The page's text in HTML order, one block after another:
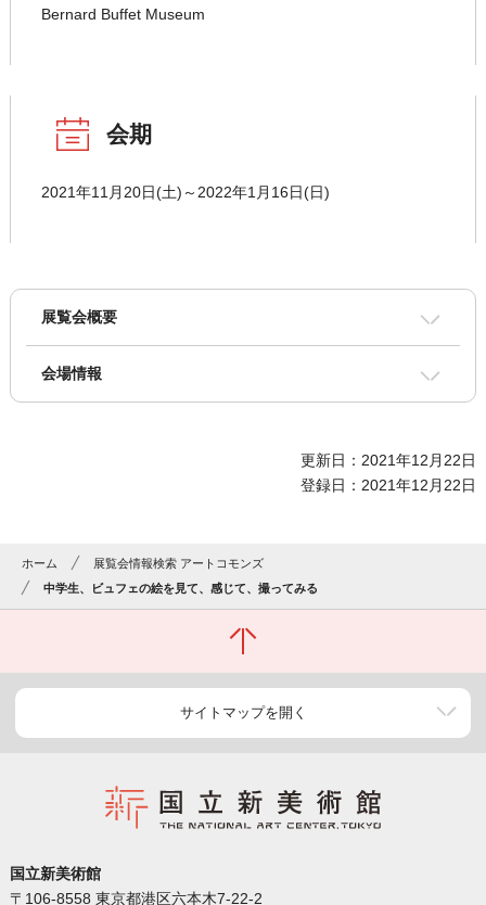
Bernard Buffet Museum
会期
2021年11月20日(土)～2022年1月16日(日)
展覧会概要
会場情報
更新日：2021年12月22日
登録日：2021年12月22日
ホーム
展覧会情報検索 アートコモンズ
中学生、ビュフェの絵を見て、感じて、撮ってみる
サイトマップを開く
国立新美術館
〒106-8558 東京都港区六本木7-22-2